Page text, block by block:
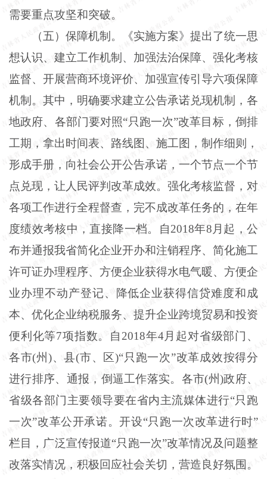
需要重点攻坚和突破。
（五）保障机制。《实施方案》提出了统一思
想认识、建立工作机制、加强法治保障、强化考核
监督、开展营商环境评价、加强宣传引导六项保障
机制。其中，明确要求建立公告承诺兑现机制，各
地政府、各部门要对照“只跑一次”改革目标，倒排
工期，拿出时间表、路线图、施工图，制作细则，
形成手册，向社会公开公告承诺，一个节点一个节
点兑现，让人民评判改革成效。强化考核监督，对
各项工作进行全程督查，完不成改革任务的，在年
度绩效考核中，直接降一档。自2018年8月起，公
布并通报我省简化企业开办和注销程序、简化施工
许可证办理程序、方便企业获得水电气暖、方便企
业办理不动产登记、降低企业获得信贷难度和成
本、优化企业纳税服务、提升企业跨境贸易和投资
便利化等7项指数。自2018年4月起对省级部门、
各市(州)、县(市、区)“只跑一次”改革成效按得分
进行排序、通报，倒逼工作落实。各市(州)政府、
省级各部门主要领导要在省内主流媒体进行“只跑
一次”改革公开承诺。开设“只跑一次改革进行时”
栏目，广泛宣传报道“只跑一次”改革情况及问题整
改落实情况，积极回应社会关切，营造良好氛围。